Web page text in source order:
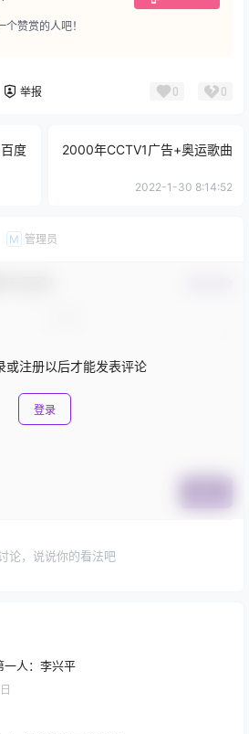
赞赏的人吧！
举报 0 0
度
2000年CCTV1广告+奥运歌曲
2022-1-30 8:14:52
M 管理员
或注册以后才能发表评论
登录
论，说说你的看法吧
一人：李兴平